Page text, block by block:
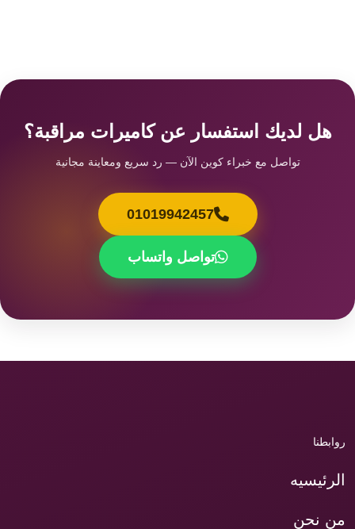
هل لديك استفسار عن كاميرات مراقبة؟
تواصل مع خبراء كوين الآن — رد سريع ومعاينة مجانية
01019942457
تواصل واتساب
روابطنا
الرئيسيه
من نحن